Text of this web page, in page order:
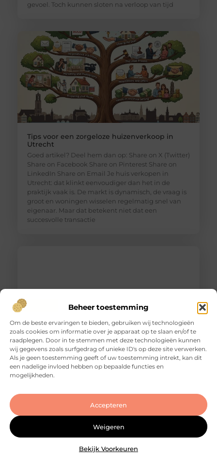
Beheer toestemming
Om de beste ervaringen te bieden, gebruiken wij technologieën
zoals cookies om informatie over je apparaat op te slaan en/of te
raadplegen. Door in te stemmen met deze technologieën kunnen
wij gegevens zoals surfgedrag of unieke ID's op deze site verwerken.
Als je geen toestemming geeft of uw toestemming intrekt, kan dit
een nadelige invloed hebben op bepaalde functies en
mogelijkheden.
Accepteren
Weigeren
Bekijk Voorkeuren
gevoel. Toch kunnen sloten na verloop van tijd
Tips voor een zorgeloze huizenverkoop in
Utrecht
Goed artikel? Deel hem dan op: Share on X (Twitter)
Share on Facebook Share on Pinterest Share on
LinkedIn Share on Email Je huis verkopen in
Utrecht: dat klinkt eenvoudiger dan het in de
praktijk vaak is. De markt is dynamisch, de vraag is
groot en woningen wisselen regelmatig snel van
eigenaar. Maar dat betekent niet dat een
succesvolle transactie
Slotenmaker Bodegraven voor betrouwbare
slotenservice
Goed artikel? Deel hem dan op: Share on X (Twitter)
Share on Facebook Share on Pinterest Share on
onderdeel van de beveiliging van je woning of
bedrijfspand. Ze beschermen niet alleen je
eigendommen, maar zorgen er ook voor dat je met